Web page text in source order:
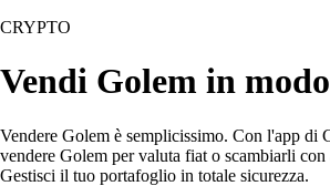
CRYPTO
Vendi Golem in
Vendere Golem è semplicissimo. Con l'app di
vendere Golem per valuta fiat o scambiarli
Gestisci il tuo portafoglio in totale sicurezza.